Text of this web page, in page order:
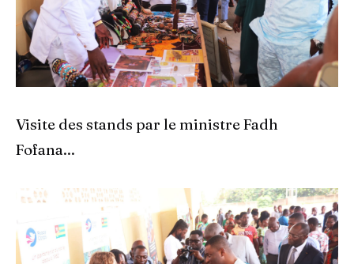
Visite des stands par le ministre Fadh
Fofana...